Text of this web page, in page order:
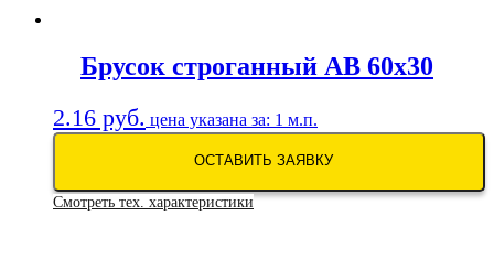
Брусок строганный АВ 60х30
2.16 руб. цена указана за: 1 м.п.
ОСТАВИТЬ ЗАЯВКУ
Смотреть тех. характеристики